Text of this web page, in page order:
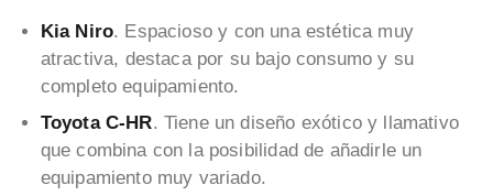
Kia Niro. Espacioso y con una estética muy
atractiva, destaca por su bajo consumo y su
completo equipamiento.
Toyota C-HR. Tiene un diseño exótico y llamativo
que combina con la posibilidad de añadirle un
equipamiento muy variado.